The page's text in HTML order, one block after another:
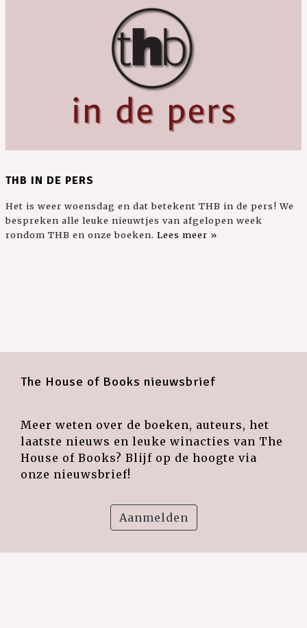
THB IN DE PERS
Het is weer woensdag en dat betekent THB in de pers! We
bespreken alle leuke nieuwtjes van afgelopen week
rondom THB en onze boeken. Lees meer »
The House of Books nieuwsbrief
Meer weten over de boeken, auteurs, het
laatste nieuws en leuke winacties van The
House of Books? Blijf op de hoogte via
onze nieuwsbrief!
Aanmelden